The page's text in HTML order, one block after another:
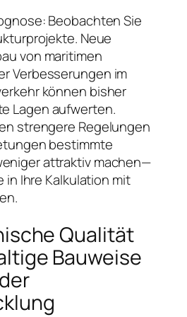
Beobachten Sie
Neue
von maritimen
Verbesserungen im
können bisher
Lagen aufwerten.
strengere Regelungen
bestimmte
attraktiv machen—
in Ihre Kalkulation mit
Qualität
Bauweise